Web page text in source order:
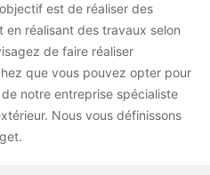
est de réaliser des
réalisant des travaux selon
de faire réaliser
que vous pouvez opter pour
notre entreprise spécialiste
Nous vous définissons